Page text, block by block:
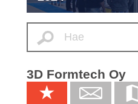
3D Formtech Oy